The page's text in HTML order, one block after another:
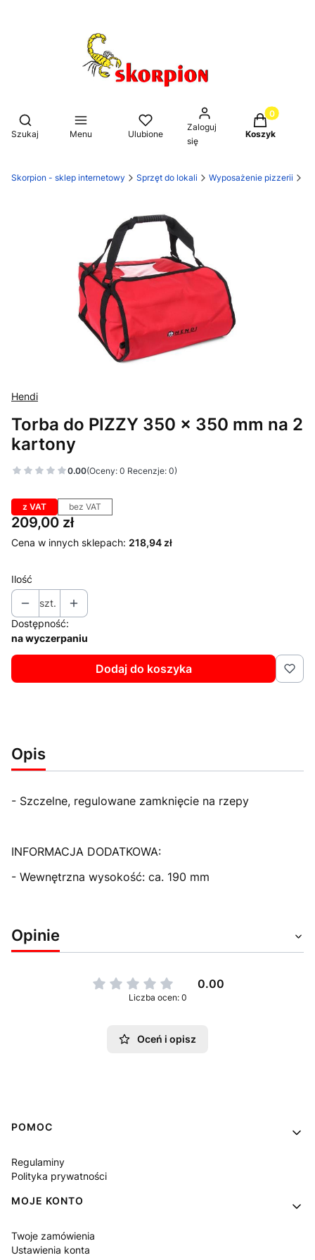
Otwórz wyszukiwarkę
Szukaj Menu Ulubione
Zaloguj
się
Produkty w
Koszyk
Skorpion - sklep internetowy Sprzęt do lokali Wyposażenie pizzerii
Hendi
Torba do PIZZY 350 x 350 mm na 2
kartony
0.00(Oceny: 0 Recenzje: 0)
z VAT bez VAT
Cena
209,00 zł
Cena w innych sklepach: 218,94 zł
Ilość
szt.
Dostępność:
na wyczerpaniu
Dodaj do koszyka
Opis
- Szczelne, regulowane zamknięcie na rzepy
INFORMACJA DODATKOWA:
- Wewnętrzna wysokość: ca. 190 mm
Opinie
0.00
Liczba ocen: 0
Oceń i opisz
Linki w stopce
POMOC
Regulaminy
Polityka prywatności
MOJE KONTO
Twoje zamówienia
Ustawienia konta